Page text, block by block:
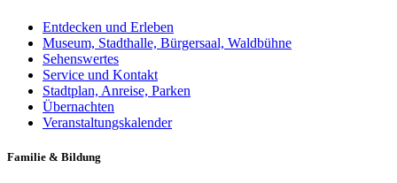
Entdecken und Erleben
Museum, Stadthalle, Bürgersaal, Waldbühne
Sehenswertes
Service und Kontakt
Stadtplan, Anreise, Parken
Übernachten
Veranstaltungskalender
Familie & Bildung